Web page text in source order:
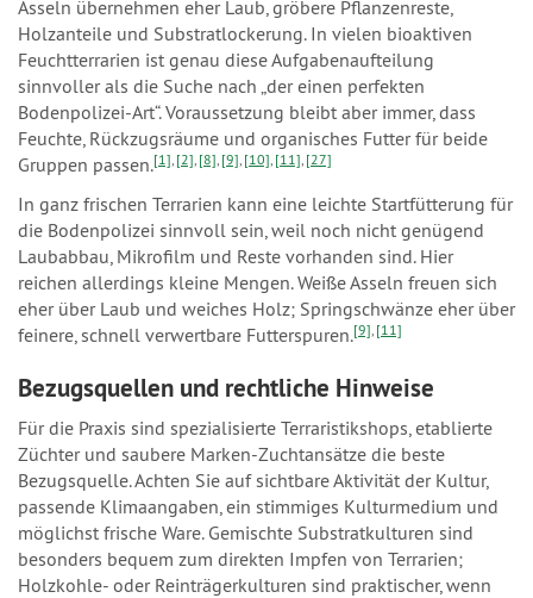
Asseln übernehmen eher Laub, gröbere Pflanzenreste,
Holzanteile und Substratlockerung. In vielen bioaktiven
Feuchtterrarien ist genau diese Aufgabenaufteilung
sinnvoller als die Suche nach „der einen perfekten
Bodenpolizei-Art“. Voraussetzung bleibt aber immer, dass
Feuchte, Rückzugsräume und organisches Futter für beide
Gruppen passen.[1], [2], [8], [9], [10], [11], [27]
In ganz frischen Terrarien kann eine leichte Startfütterung für
die Bodenpolizei sinnvoll sein, weil noch nicht genügend
Laubabbau, Mikrofilm und Reste vorhanden sind. Hier
reichen allerdings kleine Mengen. Weiße Asseln freuen sich
eher über Laub und weiches Holz; Springschwänze eher über
feinere, schnell verwertbare Futterspuren.[9], [11]
Bezugsquellen und rechtliche Hinweise
Für die Praxis sind spezialisierte Terraristikshops, etablierte
Züchter und saubere Marken-Zuchtansätze die beste
Bezugsquelle. Achten Sie auf sichtbare Aktivität der Kultur,
passende Klimaangaben, ein stimmiges Kulturmedium und
möglichst frische Ware. Gemischte Substratkulturen sind
besonders bequem zum direkten Impfen von Terrarien;
Holzkohle- oder Reinträgerkulturen sind praktischer, wenn